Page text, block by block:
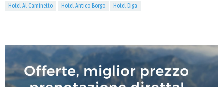
Hotel Al Caminetto Hotel Antico Borgo Hotel Diga